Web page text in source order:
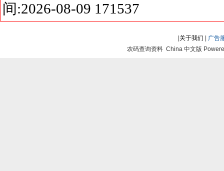
间:2026-08-09 171537
关于我们
广告
农码查询资料 China 中文版